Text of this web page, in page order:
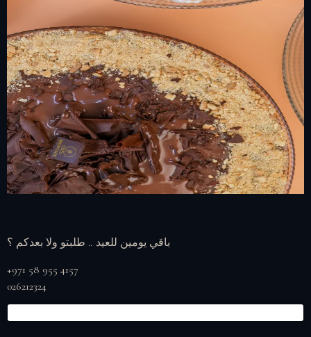
باقي يومين للعيد .. طلبتو ولا بعدكم ؟
+971 58 955 4157
026212324